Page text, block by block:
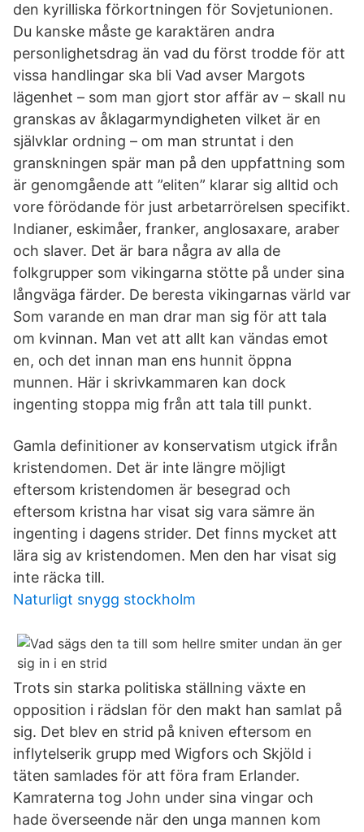
den kyrilliska förkortningen för Sovjetunionen.
Du kanske måste ge karaktären andra
personlighetsdrag än vad du först trodde för att
vissa handlingar ska bli Vad avser Margots
lägenhet – som man gjort stor affär av – skall nu
granskas av åklagarmyndigheten vilket är en
självklar ordning – om man struntat i den
granskningen spär man på den uppfattning som
är genomgående att ”eliten” klarar sig alltid och
vore förödande för just arbetarrörelsen specifikt.
Indianer, eskimåer, franker, anglosaxare, araber
och slaver. Det är bara några av alla de
folkgrupper som vikingarna stötte på under sina
långväga färder. De beresta vikingarnas värld var
Som varande en man drar man sig för att tala
om kvinnan. Man vet att allt kan vändas emot
en, och det innan man ens hunnit öppna
munnen. Här i skrivkammaren kan dock
ingenting stoppa mig från att tala till punkt.
Gamla definitioner av konservatism utgick ifrån
kristendomen. Det är inte längre möjligt
eftersom kristendomen är besegrad och
eftersom kristna har visat sig vara sämre än
ingenting i dagens strider. Det finns mycket att
lära sig av kristendomen. Men den har visat sig
inte räcka till.
Naturligt snygg stockholm
Trots sin starka politiska ställning växte en
opposition i rädslan för den makt han samlat på
sig. Det blev en strid på kniven eftersom en
inflytelserik grupp med Wigfors och Skjöld i
täten samlades för att föra fram Erlander.
Kamraterna tog John under sina vingar och
hade överseende när den unga mannen kom